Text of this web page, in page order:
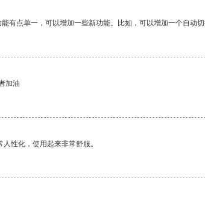
有点单一，可以增加一些新功能。比如，可以增加一个自动
加油
性化，使用起来非常舒服。